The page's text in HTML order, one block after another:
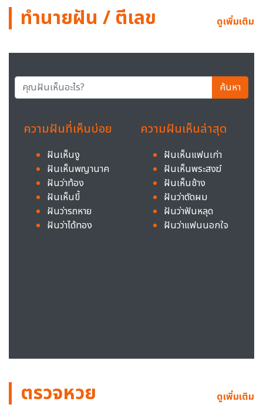
ทำนายฝัน / ตีเลข ดูเพิ่มเติม
ค้นหา
ความฝันที่เห็นบ่อย
ฝันเห็นงู
ฝันเห็นพญานาค
ฝันว่าท้อง
ฝันเห็นขี้
ฝันว่ารถหาย
ฝันว่าได้ทอง
ความฝันเห็นล่าสุด
ฝันเห็นแฟนเก่า
ฝันเห็นพระสงฆ์
ฝันเห็นช้าง
ฝันว่าตัดผม
ฝันว่าฟันหลุด
ฝันว่าแฟนนอกใจ
ตรวจหวย ดูเพิ่มเติม